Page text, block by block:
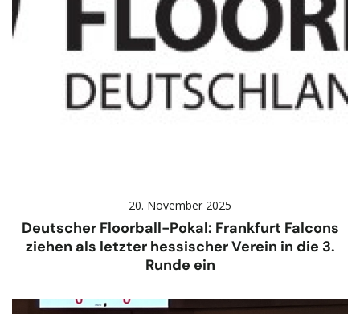
20. November 2025
Deutscher Floorball-Pokal: Frankfurt Falcons
ziehen als letzter hessischer Verein in die 3.
Runde ein